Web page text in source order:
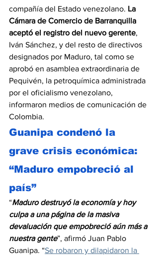
compañía del Estado venezolano. La
Cámara de Comercio de Barranquilla
aceptó el registro del nuevo gerente,
Iván Sánchez, y del resto de directivos
designados por Maduro, tal como se
aprobó en asamblea extraordinaria de
Pequivén, la petroquímica administrada
por el oficialismo venezolano,
informaron medios de comunicación de
Colombia.
Guanipa condenó la
grave crisis económica:
“Maduro empobreció al
país”
“Maduro destruyó la economía y hoy
culpa a una página de la masiva
devaluación que empobreció aún más a
nuestra gente”, afirmó Juan Pablo
Guanipa. “Se robaron y dilapidaron la